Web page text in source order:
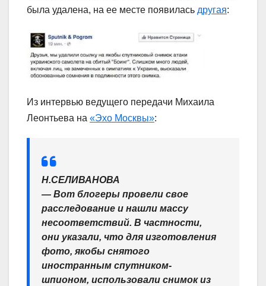
была удалена, на ее месте появилась другая:
Из интервью ведущего передачи Михаила
Леонтьева на «Эхо Москвы»:
Н.СЕЛИВАНОВА
― Вот блогеры провели свое
расследование и нашли массу
несоответствий. В частности,
они указали, что для изготовления
фото, якобы снятого
иностранным спутником-
шпионом, использовали снимок из